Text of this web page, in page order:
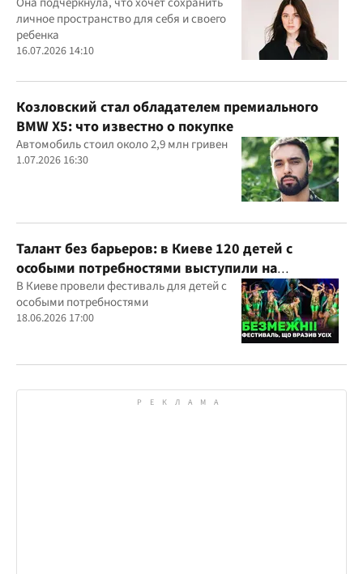
личное пространство для себя и своего
ребенка
16.07.2026 14:10
Козловский стал обладателем премиального
BMW X5: что известно о покупке
Автомобиль стоил около 2,9 млн гривен
1.07.2026 16:30
Талант без барьеров: в Киеве 120 детей с
особыми потребностями выступили на
всеукраинском фестивале
В Киеве провели фестиваль для детей с
особыми потребностями
18.06.2026 17:00